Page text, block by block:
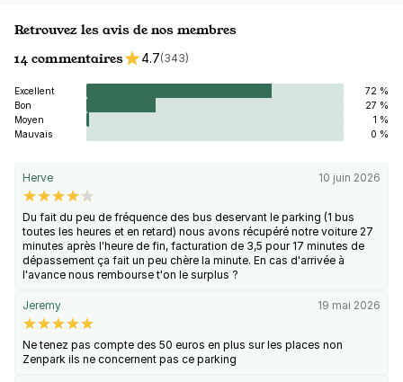
Retrouvez les avis de nos membres
14 commentaires
4.7(343)
Excellent
72 %
Bon
27 %
Moyen
1 %
Mauvais
0 %
Herve 10 juin 2026
Du fait du peu de fréquence des bus deservant le parking (1 bus
toutes les heures et en retard) nous avons récupéré notre voiture 27
minutes après l'heure de fin, facturation de 3,5 pour 17 minutes de
dépassement ça fait un peu chère la minute. En cas d'arrivée à
l'avance nous rembourse t'on le surplus ?
Jeremy 19 mai 2026
Ne tenez pas compte des 50 euros en plus sur les places non
Zenpark ils ne concernent pas ce parking